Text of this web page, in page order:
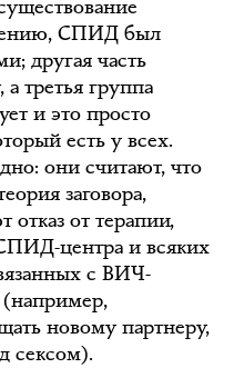
СПИД был
другая часть
третья группа
и это просто
есть у всех.
они считают, что
заговора,
отказ от терапии,
центра и всяких
с ВИЧ-
новому партнеру,
сексом).